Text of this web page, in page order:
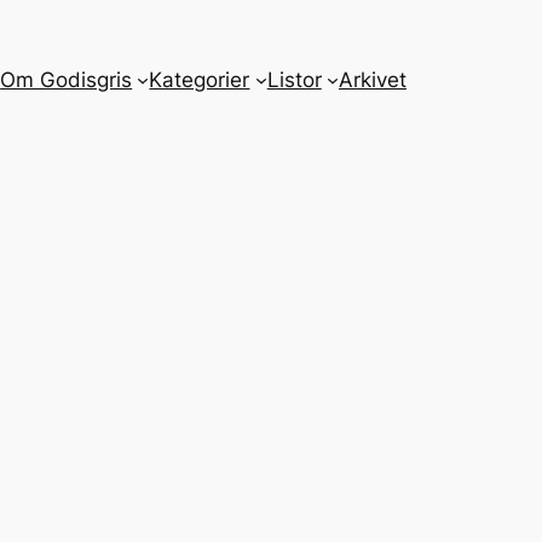
Om Godisgris Kategorier Listor Arkivet